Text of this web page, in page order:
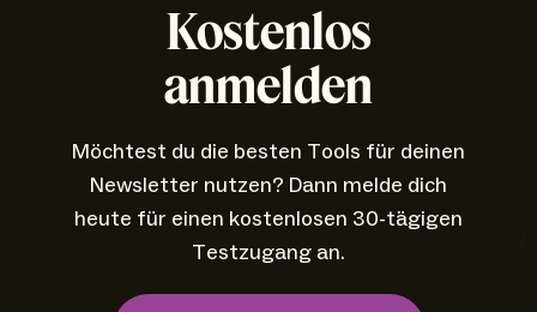
Kostenlos
anmelden
Möchtest du die besten Tools für deinen
Newsletter nutzen? Dann melde dich
heute für einen kostenlosen 30-tägigen
Testzugang an.